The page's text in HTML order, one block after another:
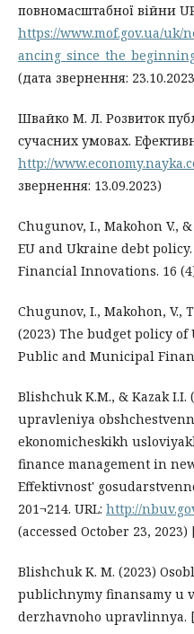
повномасштабної війни
https://www.mof.gov.ua/uk/
(дата звернення:
Швайко М. Л. Розвиток
сучасних умовах.
http://
звернення: 13.09.2023)
Chugunov, I., Makohon V.,
EU and Ukraine debt
Financial Innovations. 16
Chugunov, I., Makohon, V.,
(2023) The budget policy
Public and Municipal
Blishchuk K.M., & Kazak I.I.
upravleniya
ekonomicheskikh
finance management in
Effektivnost'
201¬214. URL: http://
(accessed October 23,
Blishchuk K. M. (2023)
publichnymy finansamy u
derzhavnoho upravlinnya.